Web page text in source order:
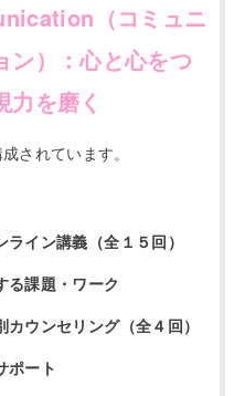
（コミュニ
ン）：心と心をつ
力を磨く
されています。
ライン講義（全１５回）
る課題・ワーク
カウンセリング（全４回）
ポート